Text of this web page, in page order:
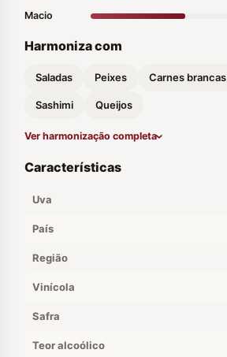
Macio
Harmoniza com
Saladas Peixes Carnes brancas
Sashimi Queijos
Ver harmonização completa
Características
Uva
País
Região
Vinícola
Safra
Teor alcoólico